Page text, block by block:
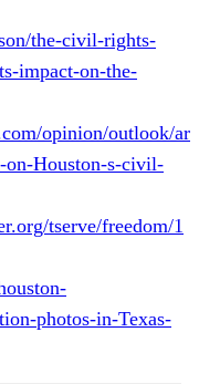
the-civil-rights-
impact-on-the-
opinion/outlook/ar
on-Houston-s-civil-
tserve/freedom/1
photos-in-Texas-